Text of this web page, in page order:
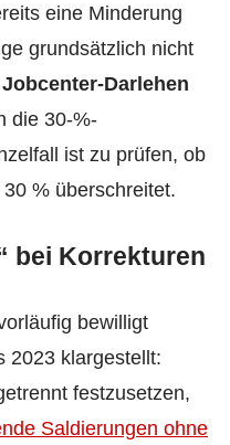
eine Minderung
grundsätzlich nicht
Jobcenter-Darlehen
die 30-%-
ist zu prüfen, ob
% überschreitet.
bei Korrekturen
bewilligt
2023 klargestellt:
festzusetzen,
Saldierungen ohne